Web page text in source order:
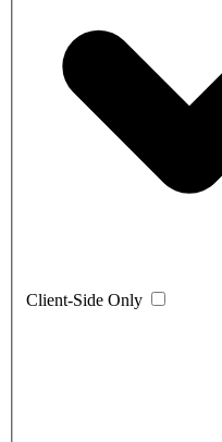
Client-Side Only